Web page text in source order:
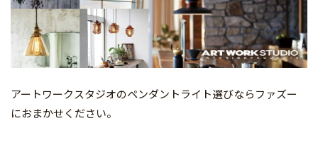
アートワークスタジオのペンダントライト選びならファズー
におまかせください。